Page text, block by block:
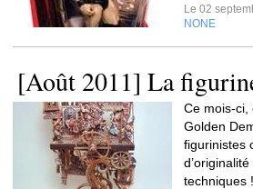
Le 02
NONE
[Août 2011] La
Ce mois-ci,
Golden
figurinistes
techniques !